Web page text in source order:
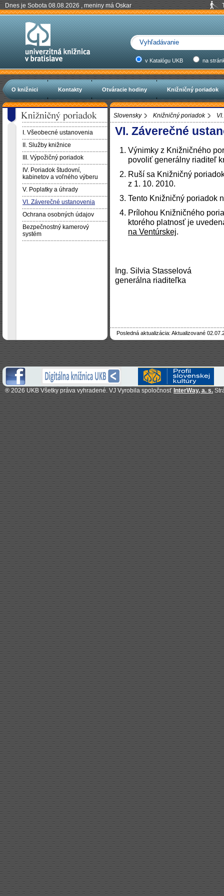
Dnes je Sobota 08.08.2026 , meniny má Oskar
v Katalógu UKB na
O knižnici Kontakty Otváracie hodiny Knižničný poriadok
Slovensky Knižničný poriadok
VI. Záverečné
Výnimky z Knižničného
povoliť generálny riaditeľ
Ruší sa Knižničný
z 1. 10. 2010.
Tento Knižničný poriadok
Prílohou Knižničného
ktorého platnosť je
na Ventúrskej.
Ing. Silvia Stasselová
generálna riaditeľka
Posledná aktualizácia: Aktualizované
I. Všeobecné ustanovenia
II. Služby knižnice
III. Výpožičný poriadok
IV. Poriadok študovní,
kabinetov a voľného výberu
V. Poplatky a úhrady
VI. Záverečné ustanovenia
Ochrana osobných údajov
Bezpečnostný kamerový
systém
® 2026 UKB Všetky práva vyhradené. VJ Vyrobila spoločnosť InterWay, a. s.